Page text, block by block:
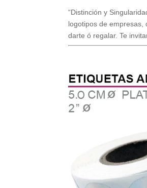
“Distinción y
logotipos de empresas,
darte ó regalar. Te